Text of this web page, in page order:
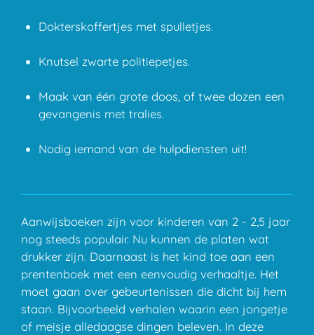
Dokterskoffertjes met spulletjes.
Knutsel zwarte politiepetjes.
Maak van één grote doos, of twee dozen een
gevangenis met tralies.
Nodig iemand van de hulpdiensten uit!
Aanwijsboeken zijn voor kinderen van 2 - 2,5 jaar
nog steeds populair. Nu kunnen de platen wat
drukker zijn. Daarnaast is het kind toe aan een
prentenboek met een eenvoudig verhaaltje. Het
moet gaan over gebeurtenissen die dicht bij hem
staan. Bijvoorbeeld verhalen waarin een jongetje
of meisje alledaagse dingen beleven. In deze